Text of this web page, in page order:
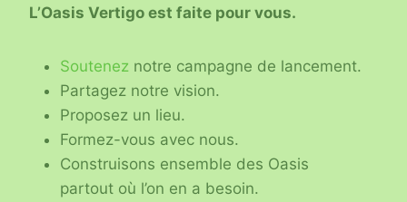
L’Oasis Vertigo est faite pour vous.
Soutenez notre campagne de lancement.
Partagez notre vision.
Proposez un lieu.
Formez-vous avec nous.
Construisons ensemble des Oasis
partout où l’on en a besoin.